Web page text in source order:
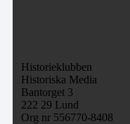
Historieklubben
Historiska Media
Bantorget 3
222 29 Lund
Org nr 556770-8408